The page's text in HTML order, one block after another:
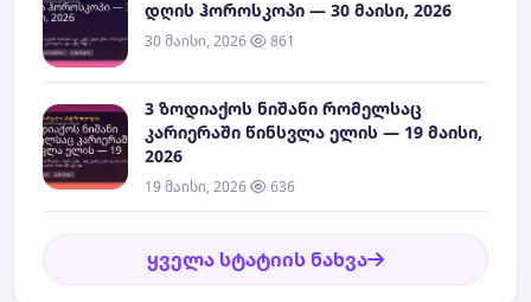
დღის ჰოროსკოპი — 30 მაისი, 2026
30 მაისი, 2026 861
3 ზოდიაქოს ნიშანი რომელსაც
კარიერაში წინსვლა ელის — 19 მაისი,
2026
19 მაისი, 2026 636
ყველა სტატიის ნახვა